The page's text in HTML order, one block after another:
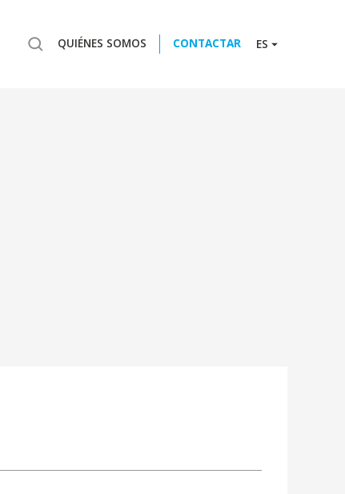
QUIÉNES SOMOS CONTACTAR ES